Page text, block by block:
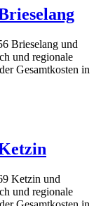
Brieselang und
und regionale
Gesamtkosten in
Ketzin und
und regionale